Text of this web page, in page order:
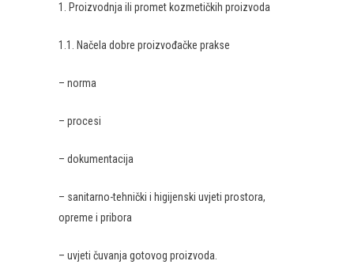
1. Proizvodnja ili promet kozmetičkih proizvoda
1.1. Načela dobre proizvođačke prakse
– norma
– procesi
– dokumentacija
– sanitarno-tehnički i higijenski uvjeti prostora,
opreme i pribora
– uvjeti čuvanja gotovog proizvoda.